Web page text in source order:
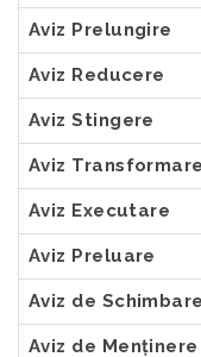
Aviz Prelungire
Aviz Reducere
Aviz Stingere
Aviz Transformare
Aviz Executare
Aviz Preluare
Aviz de
Aviz de Menținere